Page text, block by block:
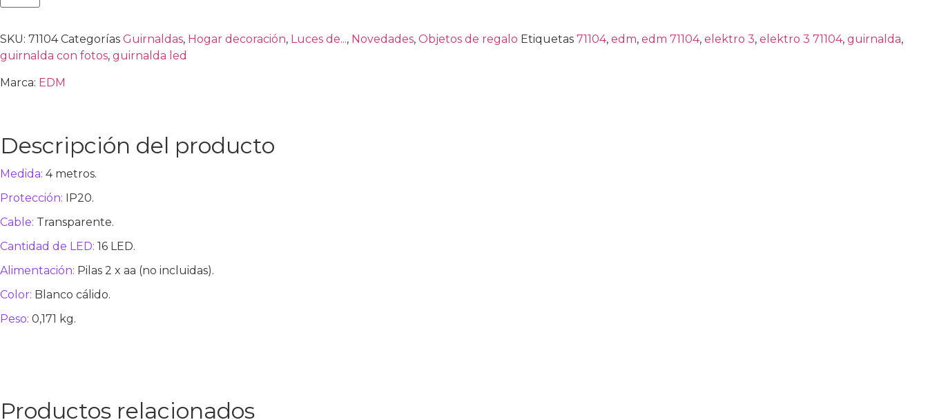
SKU: 71104Categorías Guirnaldas, Hogar decoración, Luces de..., Novedades, Objetos de regalo Etiquetas 71104, edm, edm 71104, elektro 3, elektro 3 71104, guirnalda,
guirnalda con fotos, guirnalda led
Marca: EDM
Descripción del producto
Medida: 4 metros.
Protección: IP20.
Cable: Transparente.
Cantidad de LED: 16 LED.
Alimentación: Pilas 2 x aa (no incluidas).
Color: Blanco cálido.
Peso: 0,171 kg.
Productos relacionados